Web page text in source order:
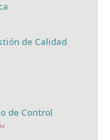
de Calidad
de Control